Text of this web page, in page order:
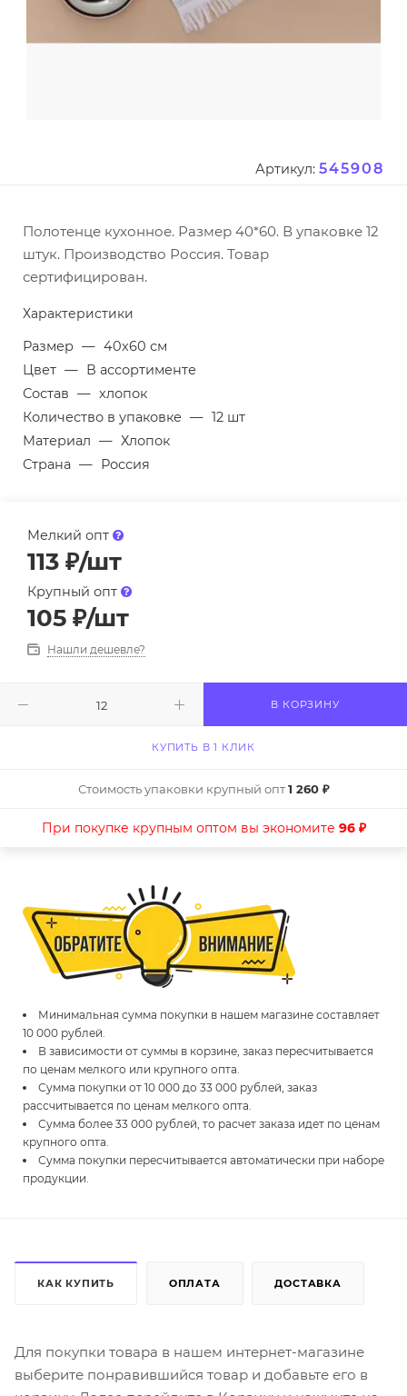
Артикул: 545908
Полотенце кухонное. Размер 40*60. В упаковке 12
штук. Производство Россия. Товар
сертифицирован.
Характеристики
Размер — 40х60 см
Цвет — В ассортименте
Состав — хлопок
Количество в упаковке — 12 шт
Материал — Хлопок
Страна — Россия
Мелкий опт
113 ₽/шт
Крупный опт
105 ₽/шт
Нашли дешевле?
В КОРЗИНУ
КУПИТЬ В 1 КЛИК
Стоимость упаковки крупный опт1 260 ₽
При покупке крупным оптом вы экономите 96 ₽
Минимальная сумма покупки в нашем магазине составляет
10 000 рублей.
В зависимости от суммы в корзине, заказ пересчитывается
по ценам мелкого или крупного опта.
Сумма покупки от 10 000 до 33 000 рублей, заказ
рассчитывается по ценам мелкого опта.
Сумма более 33 000 рублей, то расчет заказа идет по ценам
крупного опта.
Сумма покупки пересчитывается автоматически при наборе
продукции.
КАК КУПИТЬ ОПЛАТА ДОСТАВКА
Для покупки товара в нашем интернет-магазине
выберите понравившийся товар и добавьте его в